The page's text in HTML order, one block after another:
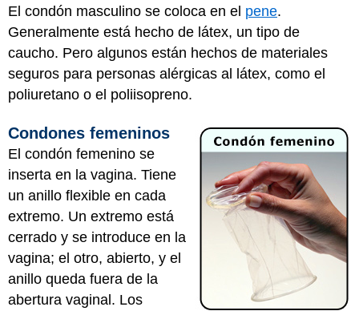
El condón masculino se coloca en el pene.
Generalmente está hecho de látex, un tipo de
caucho. Pero algunos están hechos de materiales
seguros para personas alérgicas al látex, como el
poliuretano o el poliisopreno.
Condones femeninos
El condón femenino se
inserta en la vagina. Tiene
un anillo flexible en cada
extremo. Un extremo está
cerrado y se introduce en la
vagina; el otro, abierto, y el
anillo queda fuera de la
abertura vaginal. Los